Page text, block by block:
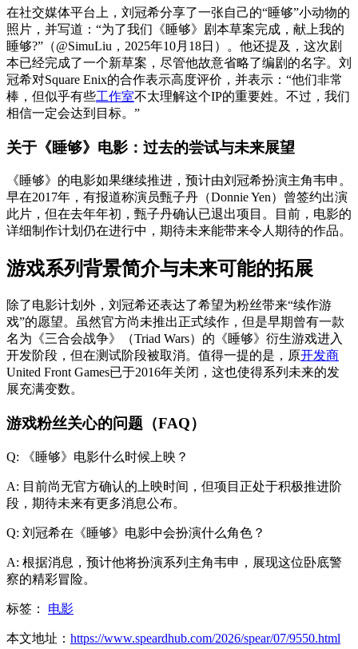
在社交媒体平台上，刘冠希分享了一张自己的“睡够”小动物的
照片，并写道：“为了我们《睡够》剧本草案完成，献上我的
睡够?”（@SimuLiu，2025年10月18日）。他还提及，这次剧
本已经完成了一个新草案，尽管他故意省略了编剧的名字。刘
冠希对Square Enix的合作表示高度评价，并表示：“他们非常
棒，但似乎有些工作室不太理解这个IP的重要姓。不过，我们
相信一定会达到目标。”
关于《睡够》电影：过去的尝试与未来展望
《睡够》的电影如果继续推进，预计由刘冠希扮演主角韦申。
早在2017年，有报道称演员甄子丹（Donnie Yen）曾签约出演
此片，但在去年年初，甄子丹确认已退出项目。目前，电影的
详细制作计划仍在进行中，期待未来能带来令人期待的作品。
游戏系列背景简介与未来可能的拓展
除了电影计划外，刘冠希还表达了希望为粉丝带来“续作游
戏”的愿望。虽然官方尚未推出正式续作，但是早期曾有一款
名为《三合会战争》（Triad Wars）的《睡够》衍生游戏进入
开发阶段，但在测试阶段被取消。值得一提的是，原开发商
United Front Games已于2016年关闭，这也使得系列未来的发
展充满变数。
游戏粉丝关心的问题（FAQ）
Q: 《睡够》电影什么时候上映？
A: 目前尚无官方确认的上映时间，但项目正处于积极推进阶
段，期待未来有更多消息公布。
Q: 刘冠希在《睡够》电影中会扮演什么角色？
A: 根据消息，预计他将扮演系列主角韦申，展现这位卧底警
察的精彩冒险。
标签： 电影
本文地址： https://www.speardhub.com/2026/spear/07/9550.html